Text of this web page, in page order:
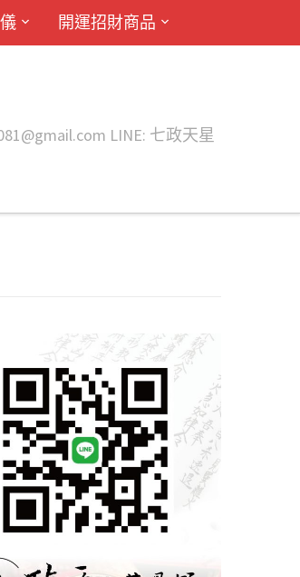
開運招財商品
LINE: 七政天星